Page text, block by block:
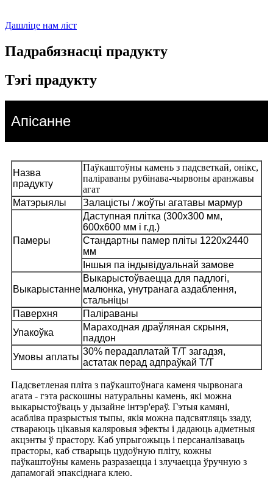
Дашліце нам ліст
Падрабязнасці прадукту
Тэгі прадукту
Апісанне
Назва
прадукту
Паўкаштоўны камень з падсветкай, онікс,
паліраваны рубінава-чырвоны аранжавы
агат
Матэрыялы
Залацісты / жоўты агатавы мармур
Памеры
Даступная плітка (300x300 мм,
600x600 мм і г.д.)
Стандартны памер пліты 1220x2440
мм
Іншыя па індывідуальнай замове
Выкарыстанне
Выкарыстоўваецца для падлогі,
малюнка, унутранага аздаблення,
стальніцы
Паверхня
Паліраваны
Упакоўка
Мараходная драўляная скрыня,
паддон
Умовы аплаты
30% перадаплатай T/T загадзя,
астатак перад адпраўкай T/T
Падсветленая пліта з паўкаштоўнага каменя чырвонага
агата - гэта раскошны натуральны камень, які можна
выкарыстоўваць у дызайне інтэр'ераў. Гэтыя камяні,
асабліва празрыстыя тыпы, якія можна падсвятляць ззаду,
ствараюць цікавыя каляровыя эфекты і дадаюць адметныя
акцэнты ў прастору. Каб упрыгожыць і персаналізаваць
прасторы, каб стварыць цудоўную пліту, кожны
паўкаштоўны камень разразаецца і злучаецца ўручную з
дапамогай эпаксіднага клею.